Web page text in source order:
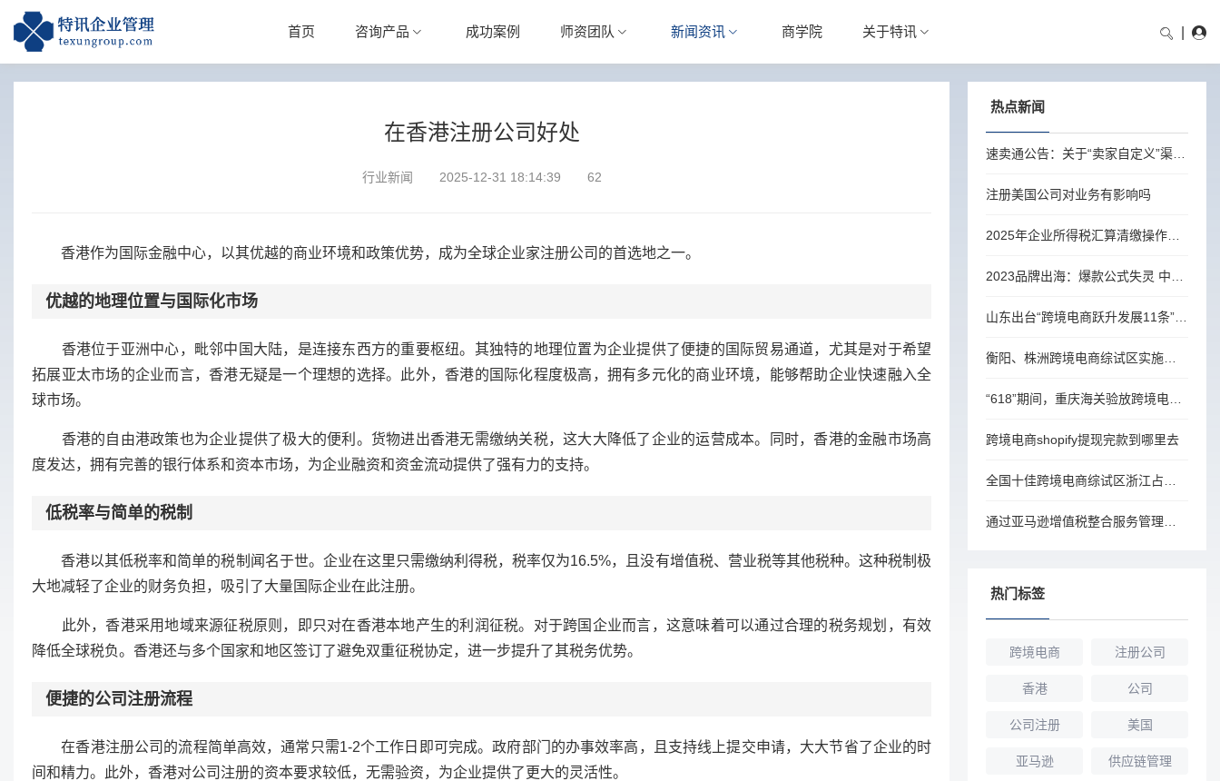
首页 咨询产品 成功案例 师资团队 新闻资讯 商学院 关于特讯
在香港注册公司好处
行业新闻 2025-12-31 18:14:39 62
香港作为国际金融中心，以其优越的商业环境和政策优势，成为全球企业家注册公司的首选地之一。
优越的地理位置与国际化市场
香港位于亚洲中心，毗邻中国大陆，是连接东西方的重要枢纽。其独特的地理位置为企业提供了便捷的国际贸易通道，尤其是对于希望
拓展亚太市场的企业而言，香港无疑是一个理想的选择。此外，香港的国际化程度极高，拥有多元化的商业环境，能够帮助企业快速融入全
球市场。
香港的自由港政策也为企业提供了极大的便利。货物进出香港无需缴纳关税，这大大降低了企业的运营成本。同时，香港的金融市场高
度发达，拥有完善的银行体系和资本市场，为企业融资和资金流动提供了强有力的支持。
低税率与简单的税制
香港以其低税率和简单的税制闻名于世。企业在这里只需缴纳利得税，税率仅为16.5%，且没有增值税、营业税等其他税种。这种税制极
大地减轻了企业的财务负担，吸引了大量国际企业在此注册。
此外，香港采用地域来源征税原则，即只对在香港本地产生的利润征税。对于跨国企业而言，这意味着可以通过合理的税务规划，有效
降低全球税负。香港还与多个国家和地区签订了避免双重征税协定，进一步提升了其税务优势。
便捷的公司注册流程
在香港注册公司的流程简单高效，通常只需1-2个工作日即可完成。政府部门的办事效率高，且支持线上提交申请，大大节省了企业的时
间和精力。此外，香港对公司注册的资本要求较低，无需验资，为企业提供了更大的灵活性。
热点新闻
注册美国公司对业务有影响吗
跨境电商shopify提现完款到哪里去
热门标签
跨境电商 注册公司
香港 公司
公司注册 美国
亚马逊 供应链管理